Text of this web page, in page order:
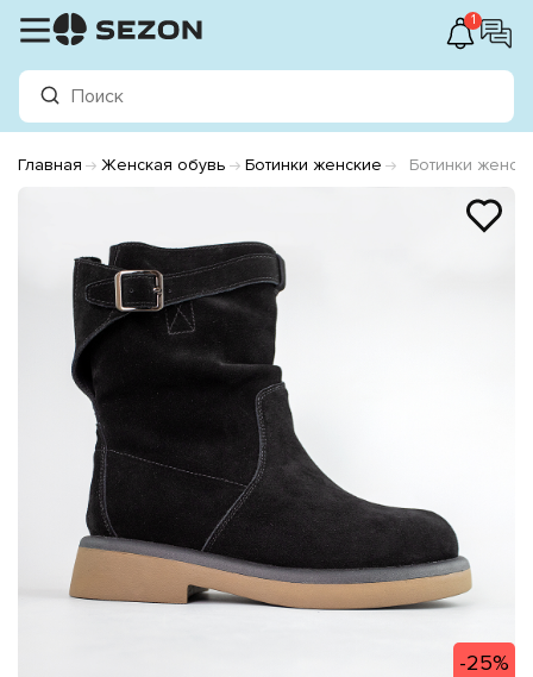
1
Главная Женская обувь Ботинки женские Ботинки
-25%